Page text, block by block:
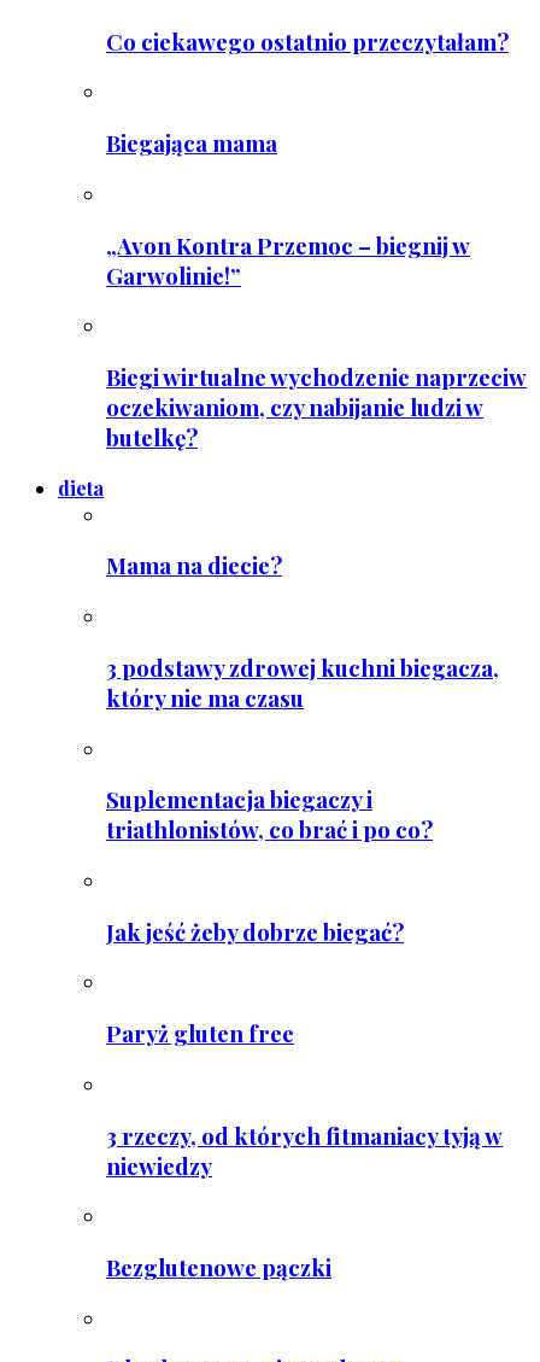
Co ciekawego ostatnio przeczytałam?
Biegająca mama
„Avon Kontra Przemoc – biegnij w
Garwolinie!”
Biegi wirtualne wychodzenie naprzeciw
oczekiwaniom, czy nabijanie ludzi w
butelkę?
dieta
Mama na diecie?
3 podstawy zdrowej kuchni biegacza,
który nie ma czasu
Suplementacja biegaczy i
triathlonistów, co brać i po co?
Jak jeść żeby dobrze biegać?
Paryż gluten free
3 rzeczy, od których fitmaniacy tyją w
niewiedzy
Bezglutenowe pączki